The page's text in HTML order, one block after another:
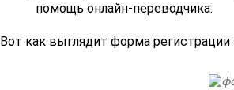
помощь онлайн-переводчика.
Вот как выглядит форма